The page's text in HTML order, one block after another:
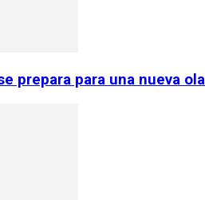
prepara para una nueva